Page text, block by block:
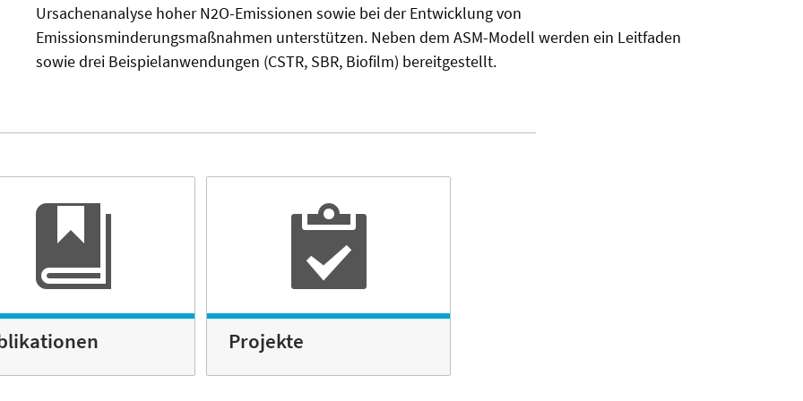
Ursachenanalyse hoher N2O-Emissionen sowie bei der Entwicklung von
Emissionsminderungsmaßnahmen unterstützen. Neben dem ASM-Modell werden ein Leitfaden
sowie drei Beispielanwendungen (CSTR, SBR, Biofilm) bereitgestellt.
Projekte